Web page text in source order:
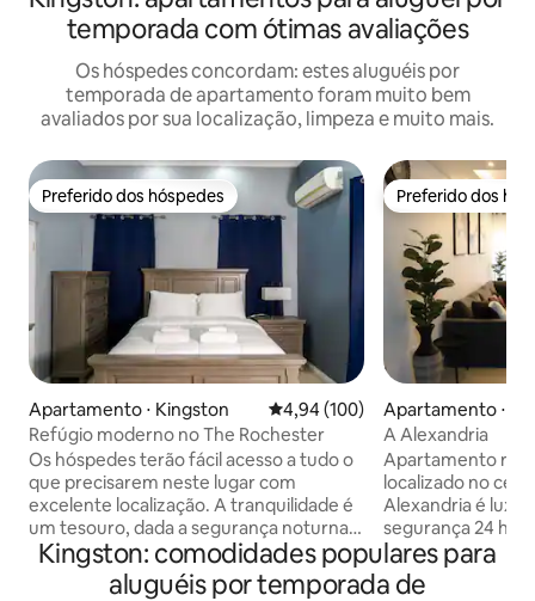
temporada com ótimas avaliações
Os hóspedes concordam: estes aluguéis por
temporada de apartamento foram muito bem
avaliados por sua localização, limpeza e muito mais.
Preferido dos hóspedes
Preferido dos hóspedes
Apartamento ⋅ Kingston 4,94 de uma avaliação média de
4,94 (100)
Refúgio moderno no The Rochester
Os hóspedes terão fácil acesso a tudo o
que precisarem neste lugar com
excelente localização. A tranquilidade é
um tesouro, dada a segurança noturna e
o posto de gasolina 24 horas por dia, 7
dias por semana, com uma loja de
conveniência. O verdadeiro charme está
Preferido dos
Preferido dos
Apartamento ⋅
A Alexandria
Apartamento
localizado no
Alexandria é
segurança 24 horas. O
perto de um
gasolina, Burger
uma praça recém-
Kingston: comodidades populares para
aluguéis por temporada de